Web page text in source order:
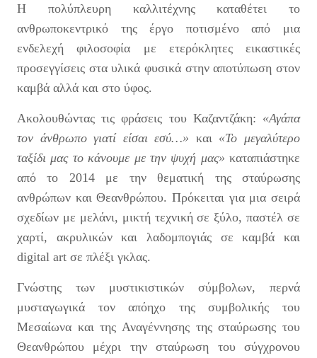
H πολύπλευρη καλλιτέχνης καταθέτει το
ανθρωποκεντρικό της έργο ποτισμένο από μια
ενδελεχή φιλοσοφία με ετερόκλητες εικαστικές
προσεγγίσεις στα υλικά φυσικά στην αποτύπωση στον
καμβά αλλά και στο ύφος.
Ακολουθώντας τις φράσεις του Καζαντζάκη: «Αγάπα
τον άνθρωπο γιατί είσαι εσύ…» και «Το μεγαλύτερο
ταξίδι μας το κάνουμε με την ψυχή μας» καταπιάστηκε
από το 2014 με την θεματική της σταύρωσης
ανθρώπων και Θεανθρώπου. Πρόκειται για μια σειρά
σχεδίων με μελάνι, μικτή τεχνική σε ξύλο, παστέλ σε
χαρτί, ακρυλικών και λαδομπογιάς σε καμβά και
digital art σε πλέξι γκλας.
Γνώστης των μυστικιστικών σύμβολων, περνά
μυσταγωγικά τον απόηχο της συμβολικής του
Μεσαίωνα και της Αναγέννησης της σταύρωσης του
Θεανθρώπου μέχρι την σταύρωση του σύγχρονου